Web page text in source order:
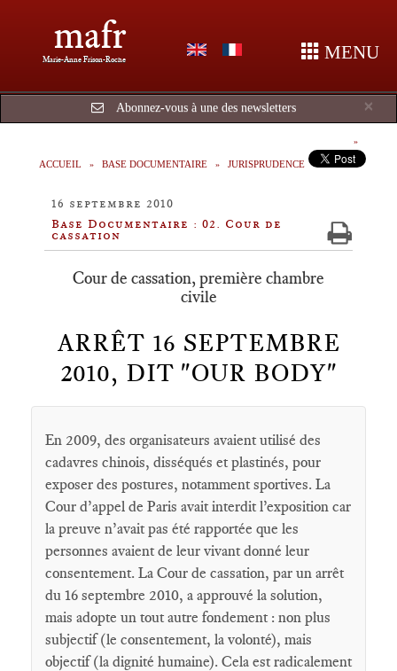
mafr
Marie-Anne Frison-Roche MENU
×
Abonnez-vous à une des newsletters
ACCUEIL BASE DOCUMENTAIRE JURISPRUDENCE
16 septembre 2010
Base Documentaire : 02. Cour de
cassation
Cour de cassation, première chambre
civile
ARRÊT 16 SEPTEMBRE
2010, DIT "OUR BODY"
En 2009, des organisateurs avaient utilisé des
cadavres chinois, disséqués et plastinés, pour
exposer des postures, notamment sportives. La
Cour d’appel de Paris avait interdit l’exposition car
la preuve n’avait pas été rapportée que les
personnes avaient de leur vivant donné leur
consentement. La Cour de cassation, par un arrêt
du 16 septembre 2010, a approuvé la solution,
mais adopte un tout autre fondement : non plus
subjectif (le consentement, la volonté), mais
objectif (la dignité humaine). Cela est radicalement